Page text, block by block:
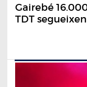
Gairebé
TDT